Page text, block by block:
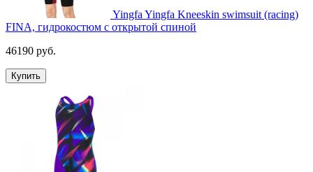
Yingfa Yingfa Kneeskin swimsuit (racing)
FINA, гидрокостюм с открытой спиной
46190 руб.
Купить